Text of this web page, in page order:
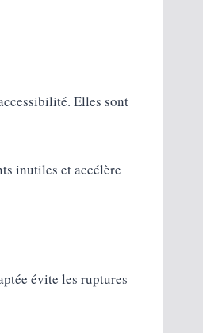
Elles sont
inutiles et accélère
évite les ruptures